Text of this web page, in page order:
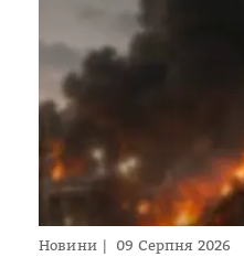
Новини 09 Серпня 2026